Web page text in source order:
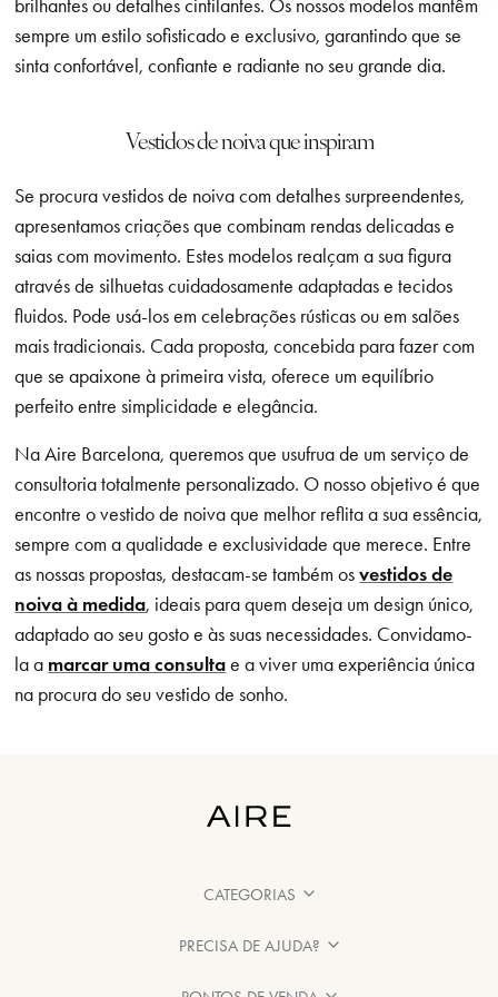
brilhantes ou detalhes cintilantes. Os nossos modelos mantêm
sempre um estilo sofisticado e exclusivo, garantindo que se
sinta confortável, confiante e radiante no seu grande dia.
Vestidos de noiva que inspiram
Se procura vestidos de noiva com detalhes surpreendentes,
apresentamos criações que combinam rendas delicadas e
saias com movimento. Estes modelos realçam a sua figura
através de silhuetas cuidadosamente adaptadas e tecidos
fluidos. Pode usá-los em celebrações rústicas ou em salões
mais tradicionais. Cada proposta, concebida para fazer com
que se apaixone à primeira vista, oferece um equilíbrio
perfeito entre simplicidade e elegância.
Na Aire Barcelona, queremos que usufrua de um serviço de
consultoria totalmente personalizado. O nosso objetivo é que
encontre o vestido de noiva que melhor reflita a sua essência,
sempre com a qualidade e exclusividade que merece. Entre
as nossas propostas, destacam-se também osvestidos de
noiva à medida, ideais para quem deseja um design único,
adaptado ao seu gosto e às suas necessidades. Convidamo-
la a marcar uma consultae a viver uma experiência única
na procura do seu vestido de sonho.
CATEGORIAS
PRECISA DE AJUDA?